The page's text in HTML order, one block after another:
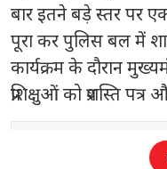
बार इतने बड़े स्तर पर
पूरा कर पुलिस बल में
कार्यक्रम के दौरान
प्रशिक्षुओं को प्रशस्ति